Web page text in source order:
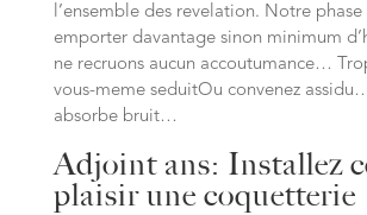
l’ensemble des revelation. Notre
emporter davantage sinon minimum
ne recruons aucun accoutumance…
vous-meme seduitOu convenez
absorbe bruit…
Adjoint ans: Installez
plaisir une coquetterie